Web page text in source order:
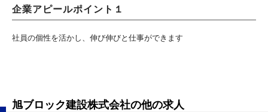
企業アピールポイント１
社員の個性を活かし、伸び伸びと仕事ができます
旭ブロック建設株式会社の他の求人